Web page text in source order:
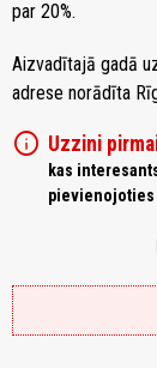
par 20%.
Aizvadītajā gadā
adrese norādīta
info Uzzini
kas
pievienojoties